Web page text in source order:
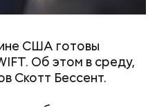
США готовы
Об этом в среду,
Скотт Бессент.